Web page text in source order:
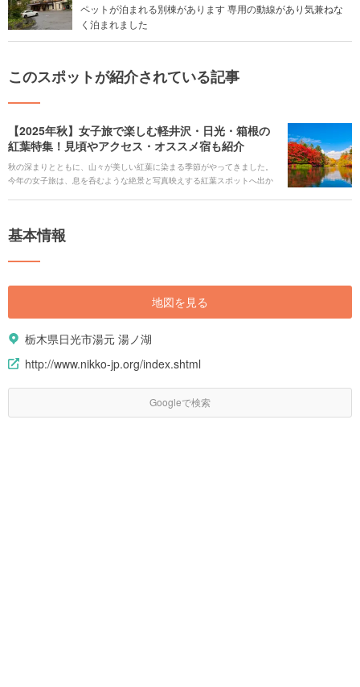
ペットが泊まれる別棟があります 専用の動線があり気兼ねな
く泊まれました
このスポットが紹介されている記事
【2025年秋】女子旅で楽しむ軽井沢・日光・箱根の
紅葉特集！見頃やアクセス・オススメ宿も紹介
秋の深まりとともに、山々が美しい紅葉に染まる季節がやってきました。
今年の女子旅は、息を呑むような絶景と写真映えする紅葉スポットへ出か
介するホテル・旅館の宿泊予約サービス<b><u>[Relux(リラックス)]
基本情報
地図を見る
栃木県日光市湯元 湯ノ湖
http://www.nikko-jp.org/index.shtml
Googleで検索